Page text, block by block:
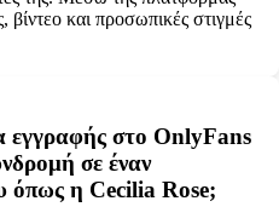
βίντεο και προσωπικές στιγμές
εγγραφής στο OnlyFans
σε έναν
όπως η Cecilia Rose;